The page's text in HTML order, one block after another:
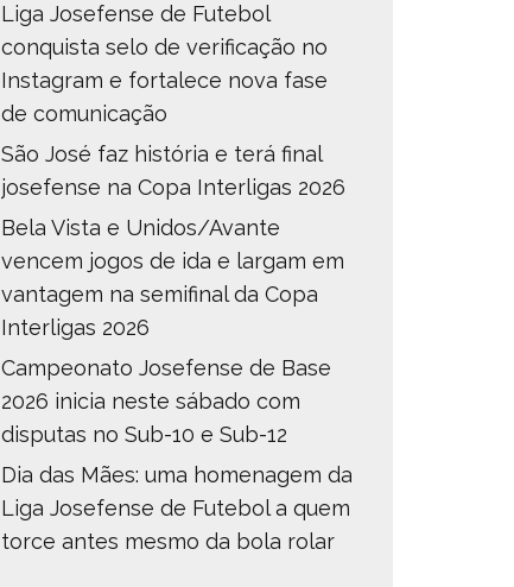
Liga Josefense de Futebol
conquista selo de verificação no
Instagram e fortalece nova fase
de comunicação
São José faz história e terá final
josefense na Copa Interligas 2026
Bela Vista e Unidos/Avante
vencem jogos de ida e largam em
vantagem na semifinal da Copa
Interligas 2026
Campeonato Josefense de Base
2026 inicia neste sábado com
disputas no Sub-10 e Sub-12
Dia das Mães: uma homenagem da
Liga Josefense de Futebol a quem
torce antes mesmo da bola rolar